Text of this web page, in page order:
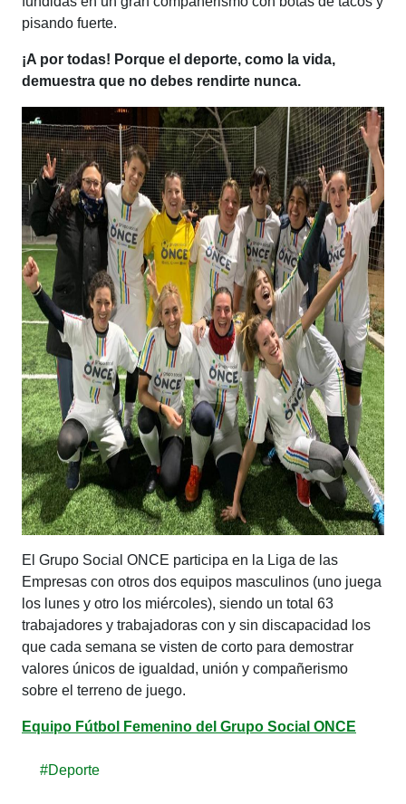
pisando fuerte.
¡A por todas! Porque el deporte, como la vida,
demuestra que no debes rendirte nunca.
El Grupo Social ONCE participa en la Liga de las
Empresas con otros dos equipos masculinos (uno juega
los lunes y otro los miércoles), siendo un total 63
trabajadores y trabajadoras con y sin discapacidad los
que cada semana se visten de corto para demostrar
valores únicos de igualdad, unión y compañerismo
sobre el terreno de juego.
Equipo Fútbol Femenino del Grupo Social ONCE
#Deporte